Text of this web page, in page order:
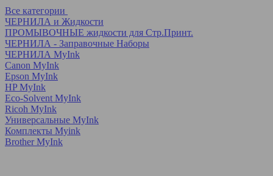
Все категории
ЧЕРНИЛА и Жидкости
ПРОМЫВОЧНЫЕ жидкости для Стр.Принт.
ЧЕРНИЛА - Заправочные Наборы
ЧЕРНИЛА MyInk
Canon MyInk
Epson MyInk
HP MyInk
Eco-Solvent MyInk
Ricoh MyInk
Универсальные MyInk
Комплекты Myink
Brother MyInk